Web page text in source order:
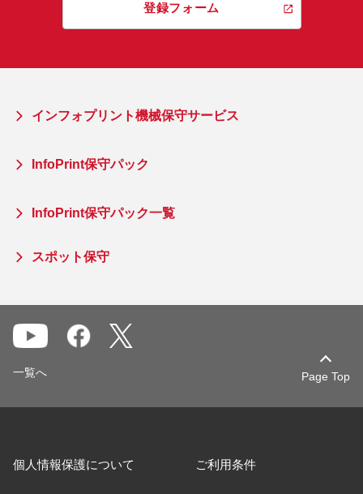
登録フォーム
インフォプリント機械保守サービス
InfoPrint保守パック
InfoPrint保守パック一覧
スポット保守
Page Top
一覧へ
個人情報保護について ご利用条件